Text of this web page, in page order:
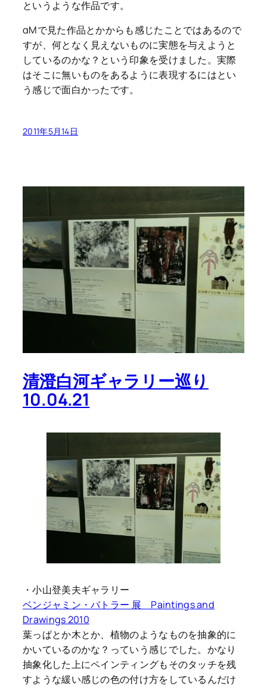
というような作品です。
αMで見た作品とかからも感じたことではあるので
すが、何となく見えないものに実態を与えようと
しているのかな？という印象を受けました。実際
はそこに無いものをあるように表現するにはとい
う感じで面白かったです。
2011年5月14日
清澄白河ギャラリー巡り
10.04.21
・小山登美夫ギャラリー
ベンジャミン・バトラー 展 Paintings and
Drawings 2010
葉っぱとか木とか、植物のようなものを抽象的に
かいているのかな？っていう感じでした。かなり
抽象化した上にペインティングもそのタッチを残
すような緩い感じの色の付け方をしているんだけ